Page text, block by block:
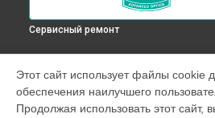
Сервисный ремонт
Оптический прицел
Прицел ночного видения
Этот сайт использует файлы cookie
обеспечения наилучшего
Продолжая использовать этот сайт,